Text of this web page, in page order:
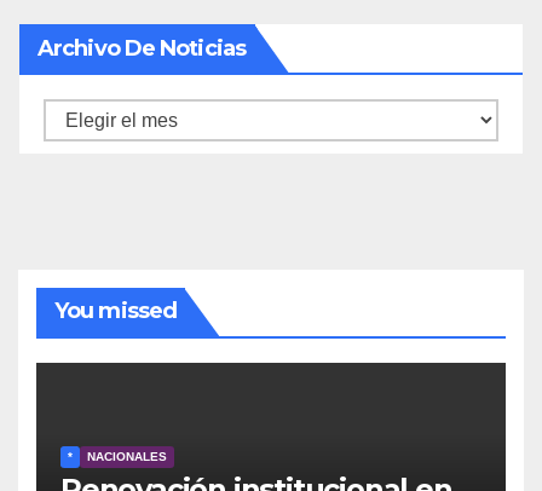
Archivo De Noticias
Archivo
You missed
* NACIONALES